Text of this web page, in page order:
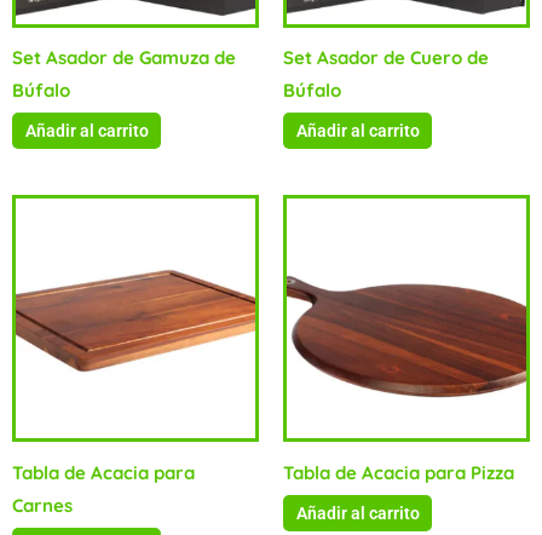
Set Asador de Gamuza de
Búfalo
Añadir al carrito
Set Asador de Cuero de
Búfalo
Añadir al carrito
Tabla de Acacia para
Carnes
Tabla de Acacia para Pizza
Añadir al carrito